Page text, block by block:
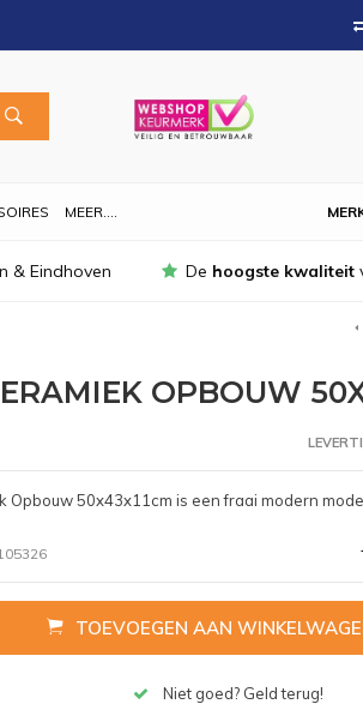
MEER....
& Eindhoven De hoogste kwaliteit
OPBOUW
Opbouw 50x43x11cm is een fraai modern
TOEVOEGEN AAN
Niet goed? Geld terug!